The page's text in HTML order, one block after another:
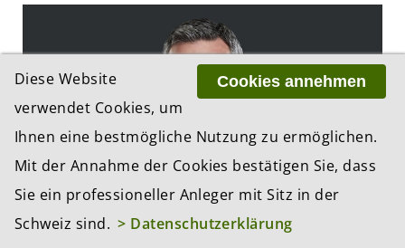
TwentyFour Asset Management lanciert
Cookies annehmen
Diese Website
verwendet Cookies, um
Ihnen eine bestmögliche Nutzung zu ermöglichen.
Mit der Annahme der Cookies bestätigen Sie, dass
Sie ein professioneller Anleger mit Sitz in der
Schweiz sind. > Datenschutzerklärung